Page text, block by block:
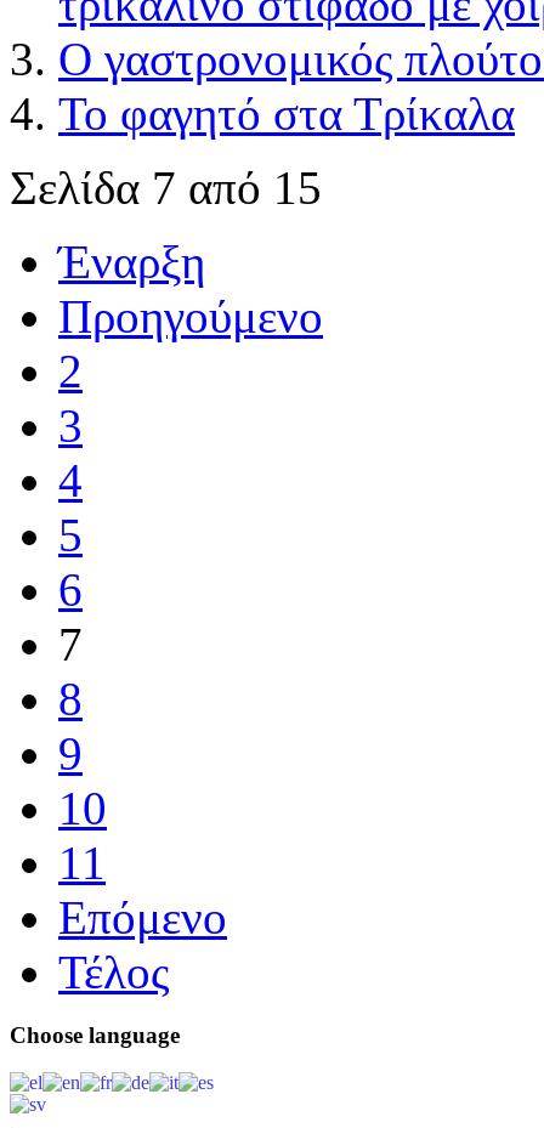
Ο γαστρονομικός
Το φαγητό στα Τρίκαλα
Σελίδα 7 από 15
Έναρξη
Προηγούμενο
2
3
4
5
6
7
8
9
10
11
Επόμενο
Τέλος
Choose language